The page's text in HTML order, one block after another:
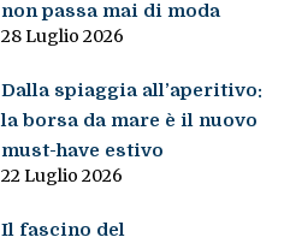
non passa mai di moda
28 Luglio 2026
Dalla spiaggia all’aperitivo:
la borsa da mare è il nuovo
must-have estivo
22 Luglio 2026
Il fascino del